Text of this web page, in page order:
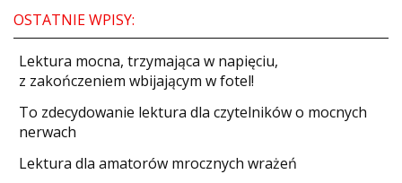
OSTATNIE WPISY:
​Lektura mocna, trzymająca w napięciu,
z zakończeniem wbijającym w fotel!
​To zdecydowanie lektura dla czytelników o mocnych
nerwach
Lektura dla amatorów mrocznych wrażeń